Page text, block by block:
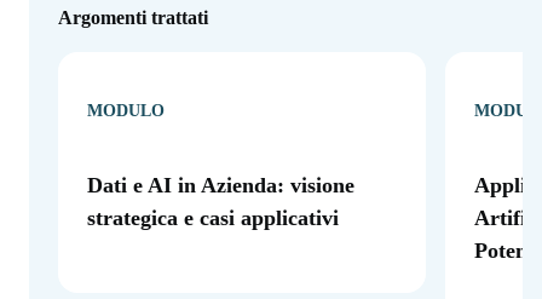
Argomenti trattati
MODULO
Dati e AI in Azienda: visione
strategica e casi applicativi